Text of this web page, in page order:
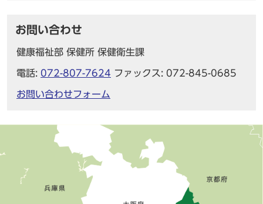
お問い合わせ
健康福祉部 保健所 保健衛生課
電話: 072-807-7624 ファックス: 072-845-0685
お問い合わせフォーム